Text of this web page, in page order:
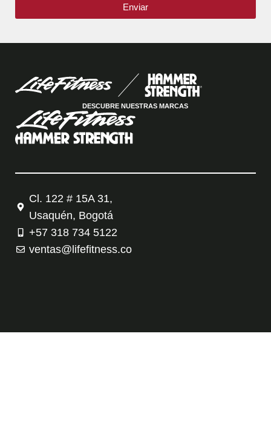
Enviar
DESCUBRE NUESTRAS MARCAS
Cl. 122 # 15A 31,
Usaquén, Bogotá
+57 318 734 5122
ventas@lifefitness.co